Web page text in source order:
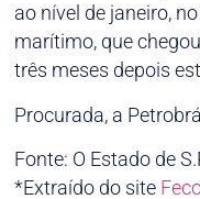
ao nível de janeiro,
marítimo, que
três meses depois
Procurada, a
Fonte: O Estado de
*Extraído do site